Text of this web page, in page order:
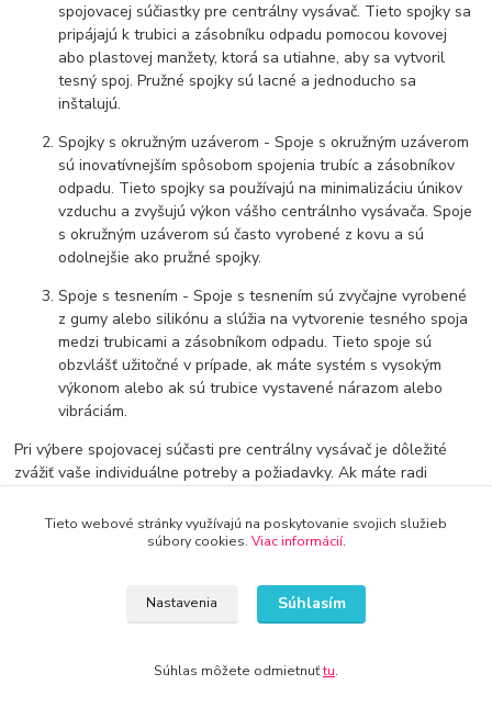
spojovacej súčiastky pre centrálny vysávač. Tieto spojky sa
pripájajú k trubici a zásobníku odpadu pomocou kovovej
abo plastovej manžety, ktorá sa utiahne, aby sa vytvoril
tesný spoj. Pružné spojky sú lacné a jednoducho sa
inštalujú.
Spojky s okružným uzáverom - Spoje s okružným uzáverom
sú inovatívnejším spôsobom spojenia trubíc a zásobníkov
odpadu. Tieto spojky sa používajú na minimalizáciu únikov
vzduchu a zvyšujú výkon vášho centrálnho vysávača. Spoje
s okružným uzáverom sú často vyrobené z kovu a sú
odolnejšie ako pružné spojky.
Spoje s tesnením - Spoje s tesnením sú zvyčajne vyrobené
z gumy alebo silikónu a slúžia na vytvorenie tesného spoja
medzi trubicami a zásobníkom odpadu. Tieto spoje sú
obzvlášť užitočné v prípade, ak máte systém s vysokým
výkonom alebo ak sú trubice vystavené nárazom alebo
vibráciám.
Pri výbere spojovacej súčasti pre centrálny vysávač je dôležité
zvážiť vaše individuálne potreby a požiadavky. Ak máte radi
spojky. Ak však hľadáte spoje s vyššou odolnosťou a
spoľahlivosťou, môžete sa rozhodnúť pre spoje s okružným
a použitie, ktoré od neho očakávate, aby ste mohli zvoliť
najvhodnejší typ spojovacej súčiastky.
Tieto webové stránky využívajú na poskytovanie svojich služieb
súbory cookies. Viac informácií.
Nastavenia Súhlasím
Súhlas môžete odmietnuťtu.